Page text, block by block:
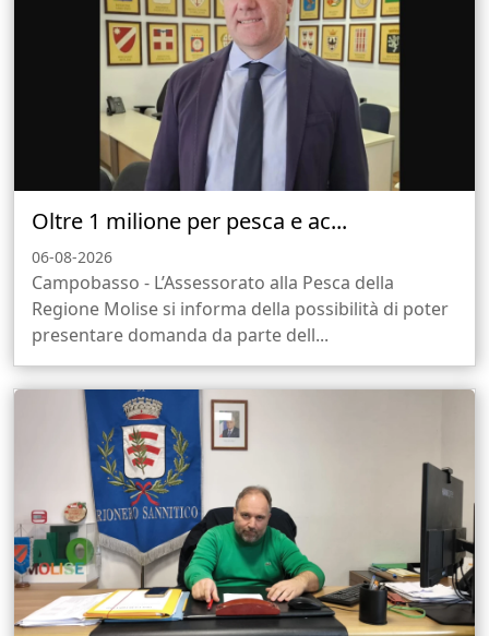
Oltre 1 milione per pesca e ac...
06-08-2026
Campobasso - L’Assessorato alla Pesca della
Regione Molise si informa della possibilità di poter
presentare domanda da parte dell...